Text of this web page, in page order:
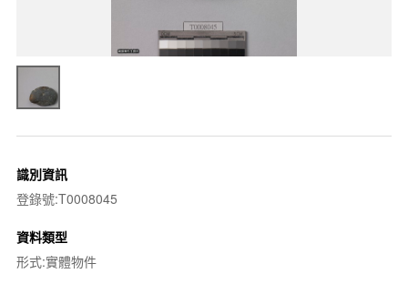
識別資訊
登錄號:T0008045
資料類型
形式:實體物件